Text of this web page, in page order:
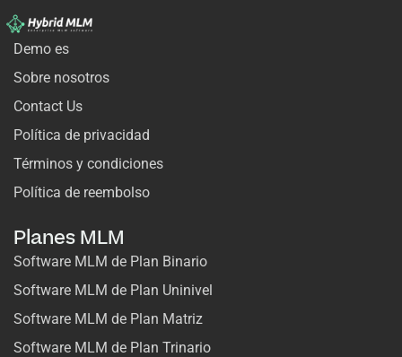
Demo es
Sobre nosotros
Contact Us
Política de privacidad
Términos y condiciones
Política de reembolso
Planes MLM
Software MLM de Plan Binario
Software MLM de Plan Uninivel
Software MLM de Plan Matriz
Software MLM de Plan Trinario